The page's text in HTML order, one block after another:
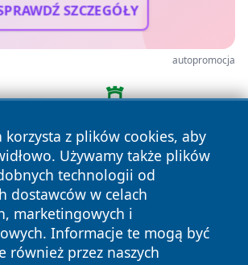
SZCZEGÓŁY
autopromocja
korzysta z plików cookies, aby
Używamy także plików
technologii od
dostawców w celach
marketingowych i
Informacje te mogą być
również przez naszych
Wszystkie prawa zastrzeżone.